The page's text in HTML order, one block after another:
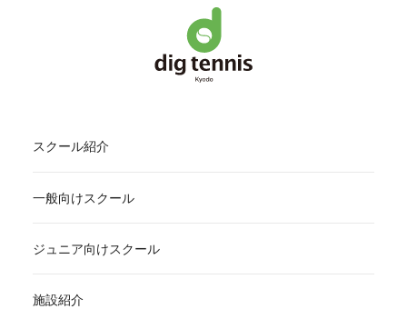
スクール紹介
一般向けスクール
ジュニア向けスクール
施設紹介